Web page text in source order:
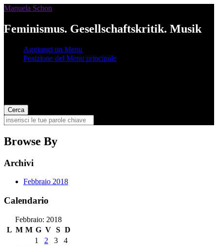
Manuela Schon
Feminismus. Gesellschaftskritik. Musik
Aggiungi un Menu
Posizione del Menu principale
Browse By
Archivi
Febbraio 2018
Calendario
Febbraio: 2018
L M M G V S D
1
2 3
4